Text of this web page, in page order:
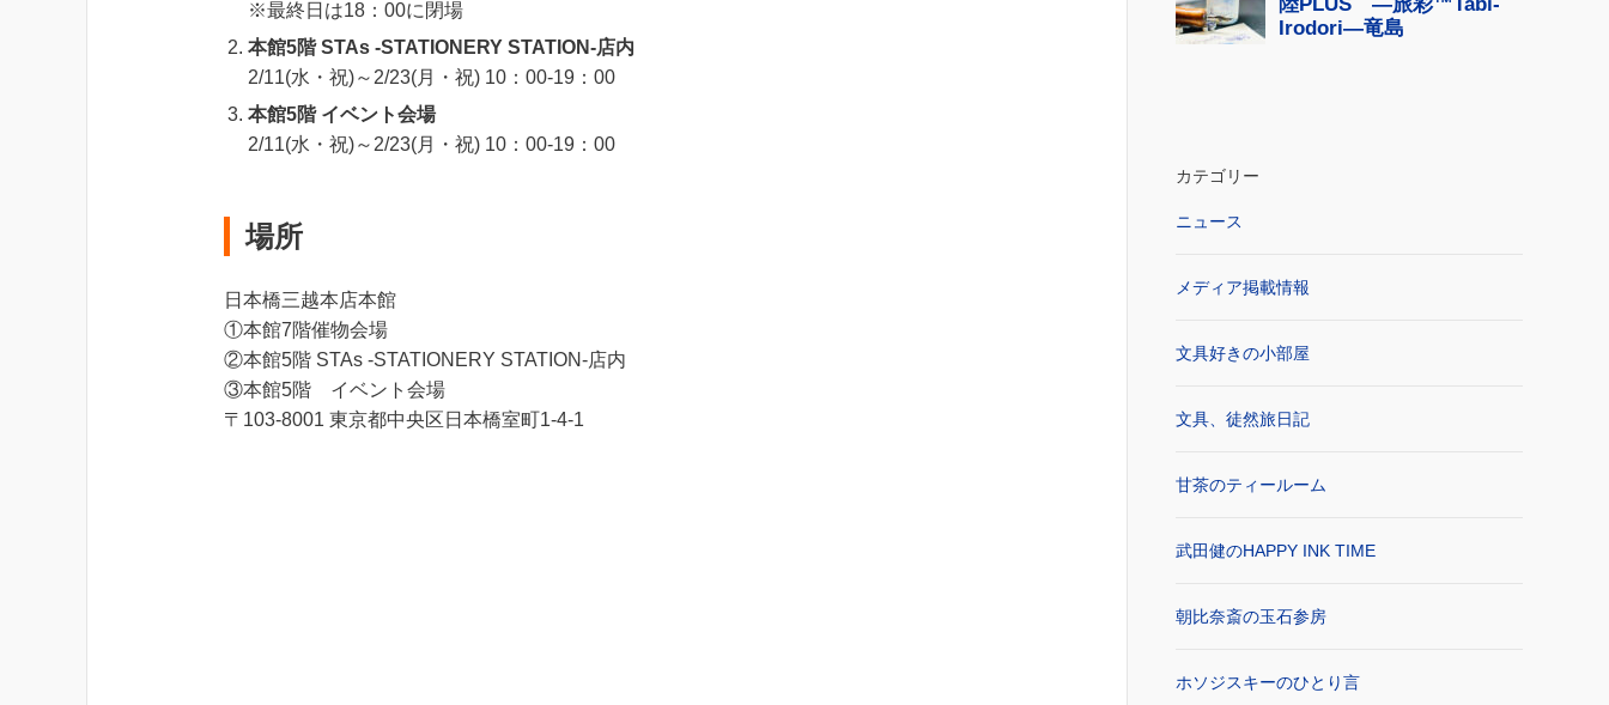
※最終日は18：00に閉場
本館5階 STAs -STATIONERY STATION-店内
2/11(水・祝)～2/23(月・祝) 10：00-19：00
本館5階 イベント会場
2/11(水・祝)～2/23(月・祝) 10：00-19：00
場所
日本橋三越本店本館
①本館7階催物会場
②本館5階 STAs -STATIONERY STATION-店内
③本館5階 イベント会場
〒103-8001 東京都中央区日本橋室町1-4-1
カテゴリー
ニュース
メディア掲載情報
文具好きの小部屋
文具、徒然旅日記
甘茶のティールーム
武田健のHAPPY INK TIME
朝比奈斎の玉石参房
ホソジスキーのひとり言